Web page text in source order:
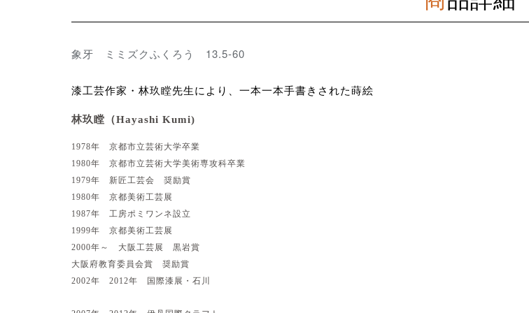
象牙 ミミズクふくろう 13.5-60
漆工芸作家・林玖瞠先生により、一本一本手書きされた蒔絵
林玖瞠（Hayashi Kumi)
1978年 京都市立芸術大学卒業
1980年 京都市立芸術大学美術専攻科卒業
1979年 新匠工芸会 奨励賞
1980年 京都美術工芸展
1987年 工房ポミワンネ設立
1999年 京都美術工芸展
2000年～ 大阪工芸展 黒岩賞
大阪府教育委員会賞 奨励賞
2002年 2012年 国際漆展・石川